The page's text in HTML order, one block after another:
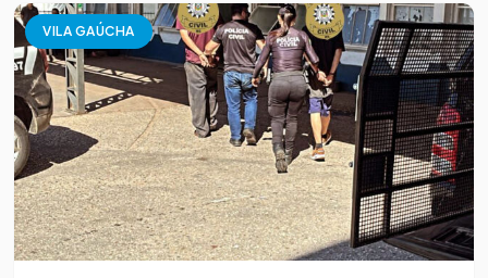
VILA GAÚCHA